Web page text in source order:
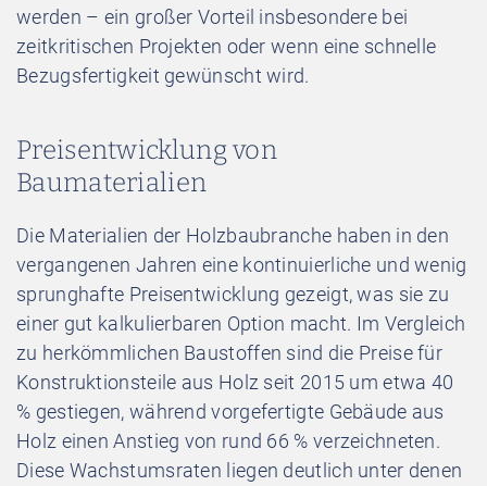
werden – ein großer Vorteil insbesondere bei
zeitkritischen Projekten oder wenn eine schnelle
Bezugsfertigkeit gewünscht wird.
Preisentwicklung von
Baumaterialien
Die Materialien der Holzbaubranche haben in den
vergangenen Jahren eine kontinuierliche und wenig
sprunghafte Preisentwicklung gezeigt, was sie zu
einer gut kalkulierbaren Option macht. Im Vergleich
zu herkömmlichen Baustoffen sind die Preise für
Konstruktionsteile aus Holz seit 2015 um etwa 40
% gestiegen, während vorgefertigte Gebäude aus
Holz einen Anstieg von rund 66 % verzeichneten.
Diese Wachstumsraten liegen deutlich unter denen